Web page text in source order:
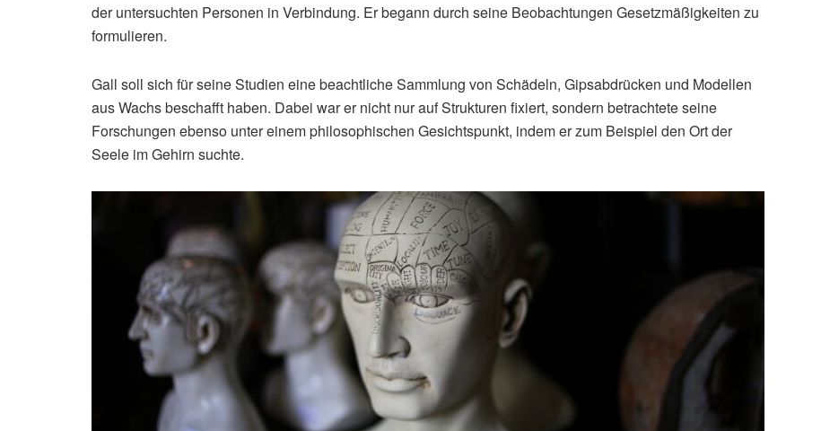
der untersuchten Personen in Verbindung. Er begann durch seine Beobachtungen Gesetzmäßigkeiten zu
formulieren.
Gall soll sich für seine Studien eine beachtliche Sammlung von Schädeln, Gipsabdrücken und Modellen
aus Wachs beschafft haben. Dabei war er nicht nur auf Strukturen fixiert, sondern betrachtete seine
Forschungen ebenso unter einem philosophischen Gesichtspunkt, indem er zum Beispiel den Ort der
Seele im Gehirn suchte.